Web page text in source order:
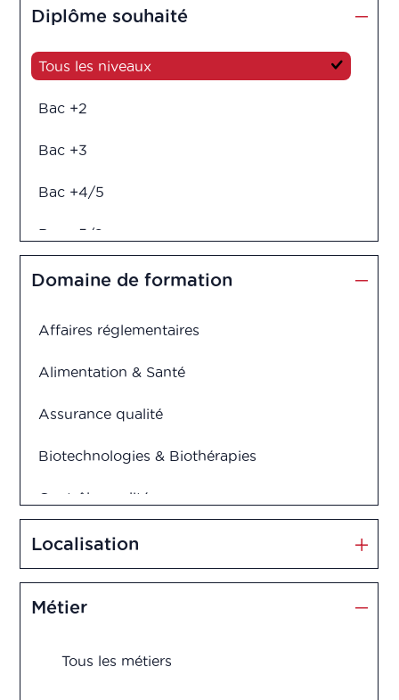
Diplôme souhaité
Tous les niveaux
Bac +2
Bac +3
Bac +4/5
Bac +5/6
Diplôme d'ingénieur
Domaine de formation
Affaires réglementaires
Alimentation & Santé
Assurance qualité
Biotechnologies & Biothérapies
Contrôle qualité
Cosmétiques
Dispositifs médicaux
Market Access
Localisation
Métier
Tous les métiers